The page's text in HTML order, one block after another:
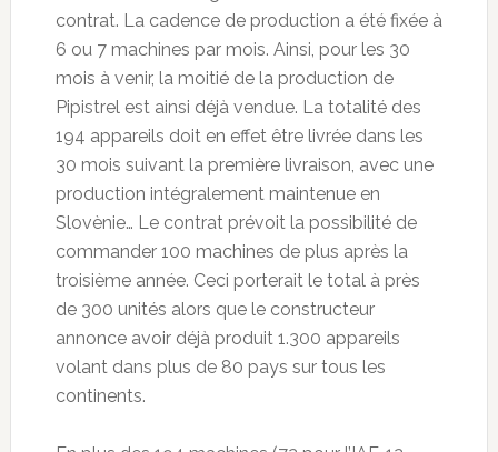
contrat. La cadence de production a été fixée à
6 ou 7 machines par mois. Ainsi, pour les 30
mois à venir, la moitié de la production de
Pipistrel est ainsi déjà vendue. La totalité des
194 appareils doit en effet être livrée dans les
30 mois suivant la première livraison, avec une
production intégralement maintenue en
Slovènie… Le contrat prévoit la possibilité de
commander 100 machines de plus après la
troisième année. Ceci porterait le total à près
de 300 unités alors que le constructeur
annonce avoir déjà produit 1.300 appareils
volant dans plus de 80 pays sur tous les
continents.